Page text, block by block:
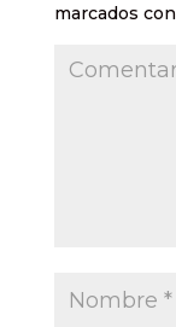
marcados con